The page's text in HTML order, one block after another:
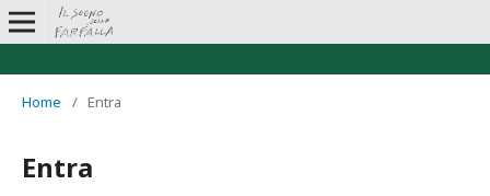
Home / Entra
Entra